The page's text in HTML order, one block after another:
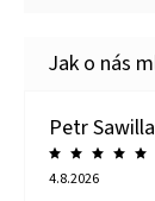
Petr Sawilla
4.8.2026